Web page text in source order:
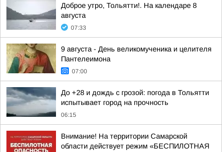
Доброе утро, Тольятти!. На календаре 8
августа
07:33
9 августа - День великомученика и целителя
Пантелеимона
07:00
До +28 и дождь с грозой: погода в Тольятти
испытывает город на прочность
06:15
Внимание! На территории Самарской
области действует режим «БЕСПИЛОТНАЯ